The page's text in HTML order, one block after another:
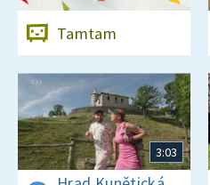
Tamtam
3:03